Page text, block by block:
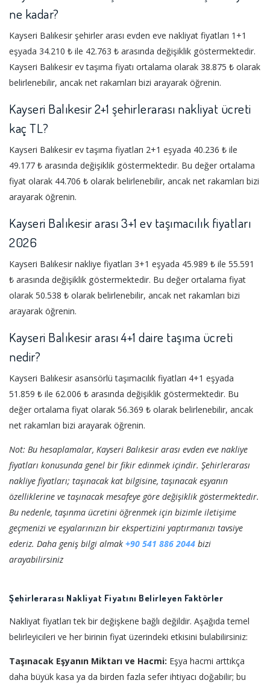
ne kadar?
Kayseri Balıkesir şehirler arası evden eve nakliyat fiyatları 1+1
eşyada 34.210 ₺ ile 42.763 ₺ arasında değişiklik göstermektedir.
Kayseri Balıkesir ev taşıma fiyatı ortalama olarak 38.875 ₺ olarak
belirlenebilir, ancak net rakamları bizi arayarak öğrenin.
Kayseri Balıkesir 2+1 şehirlerarası nakliyat ücreti
kaç TL?
Kayseri Balıkesir ev taşıma fiyatları 2+1 eşyada 40.236 ₺ ile
49.177 ₺ arasında değişiklik göstermektedir. Bu değer ortalama
fiyat olarak 44.706 ₺ olarak belirlenebilir, ancak net rakamları bizi
arayarak öğrenin.
Kayseri Balıkesir arası 3+1 ev taşımacılık fiyatları
2026
Kayseri Balıkesir nakliye fiyatları 3+1 eşyada 45.989 ₺ ile 55.591
₺ arasında değişiklik göstermektedir. Bu değer ortalama fiyat
olarak 50.538 ₺ olarak belirlenebilir, ancak net rakamları bizi
arayarak öğrenin.
Kayseri Balıkesir arası 4+1 daire taşıma ücreti
nedir?
Kayseri Balıkesir asansörlü taşımacılık fiyatları 4+1 eşyada
51.859 ₺ ile 62.006 ₺ arasında değişiklik göstermektedir. Bu
değer ortalama fiyat olarak 56.369 ₺ olarak belirlenebilir, ancak
net rakamları bizi arayarak öğrenin.
Not: Bu hesaplamalar, Kayseri Balıkesir arası evden eve nakliye
fiyatları konusunda genel bir fikir edinmek içindir. Şehirlerarası
nakliye fiyatları; taşınacak kat bilgisine, taşınacak eşyanın
özelliklerine ve taşınacak mesafeye göre değişiklik göstermektedir.
Bu nedenle, taşınma ücretini öğrenmek için bizimle iletişime
geçmenizi ve eşyalarınızın bir ekspertizini yaptırmanızı tavsiye
ederiz. Daha geniş bilgi almak +90 541 886 2044 bizi
arayabilirsiniz
Şehirlerarası Nakliyat Fiyatını Belirleyen Faktörler
Nakliyat fiyatları tek bir değişkene bağlı değildir. Aşağıda temel
belirleyicileri ve her birinin fiyat üzerindeki etkisini bulabilirsiniz:
Taşınacak Eşyanın Miktarı ve Hacmi: Eşya hacmi arttıkça
daha büyük kasa ya da birden fazla sefer ihtiyacı doğabilir; bu